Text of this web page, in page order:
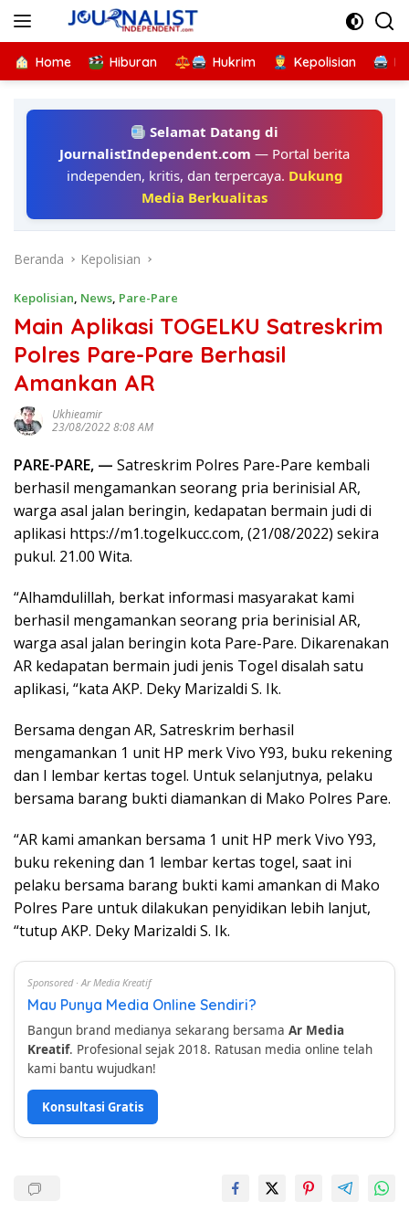
Home Hiburan Hukrim Kepolisian
Selamat Datang di
JournalistIndependent.com — Portal berita
independen, kritis, dan terpercaya. Dukung
Media Berkualitas
Beranda Kepolisian
Kepolisian, News, Pare-Pare
Main Aplikasi TOGELKU Satreskrim
Polres Pare-Pare Berhasil
Amankan AR
Ukhieamir
23/08/2022 8:08 AM
PARE-PARE, — Satreskrim Polres Pare-Pare kembali
berhasil mengamankan seorang pria berinisial AR,
warga asal jalan beringin, kedapatan bermain judi di
aplikasi https://m1.togelkucc.com, (21/08/2022) sekira
pukul. 21.00 Wita.
“Alhamdulillah, berkat informasi masyarakat kami
berhasil mengamankan seorang pria berinisial AR,
warga asal jalan beringin kota Pare-Pare. Dikarenakan
AR kedapatan bermain judi jenis Togel disalah satu
aplikasi, “kata AKP. Deky Marizaldi S. Ik.
Bersama dengan AR, Satreskrim berhasil
mengamankan 1 unit HP merk Vivo Y93, buku rekening
dan I lembar kertas togel. Untuk selanjutnya, pelaku
bersama barang bukti diamankan di Mako Polres Pare.
“AR kami amankan bersama 1 unit HP merk Vivo Y93,
buku rekening dan 1 lembar kertas togel, saat ini
pelaku bersama barang bukti kami amankan di Mako
Polres Pare untuk dilakukan penyidikan lebih lanjut,
“tutup AKP. Deky Marizaldi S. Ik.
Sponsored · Ar Media Kreatif
Mau Punya Media Online Sendiri?
Bangun brand medianya sekarang bersama Ar Media
Kreatif. Profesional sejak 2018. Ratusan media online telah
kami bantu wujudkan!
Konsultasi Gratis